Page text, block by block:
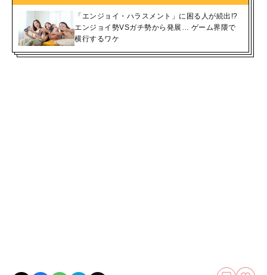
「エンジョイ・ハラスメント」に困る人が続出!?
エンジョイ勢VSガチ勢から発展… ゲーム界隈で
横行するワケ